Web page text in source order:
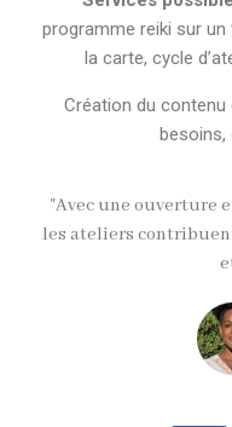
programme reiki sur
la carte, cycle
Création du
besoins,
"Avec une ouverture
les ateliers